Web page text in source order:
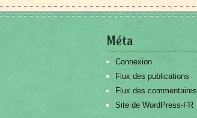
Méta
Connexion
Flux des publications
Flux des commentaires
Site de WordPress-FR